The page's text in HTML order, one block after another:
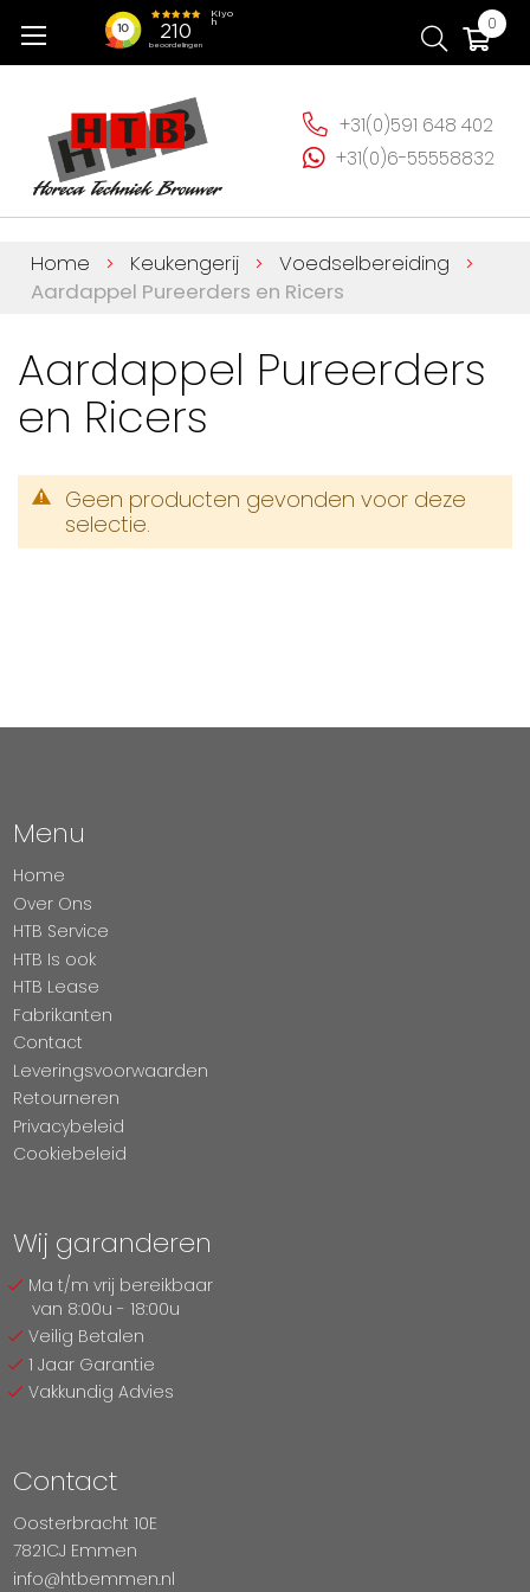
naar
0
+31(0)591 648 402
+31(0)6-55558832
Home Keukengerij
Voedselbereiding
Aardappel Pureerders en Ricers
Aardappel Pureerders
en Ricers
Geen producten gevonden voor deze
selectie.
Menu
Home
Over Ons
HTB Service
HTB Is ook
HTB Lease
Fabrikanten
Contact
Leveringsvoorwaarden
Retourneren
Privacybeleid
Cookiebeleid
Wij garanderen
Ma t/m vrij bereikbaar
van 8:00u - 18:00u
Veilig Betalen
1 Jaar Garantie
Vakkundig Advies
Contact
Oosterbracht 10E
7821CJ Emmen
info@htbemmen.nl